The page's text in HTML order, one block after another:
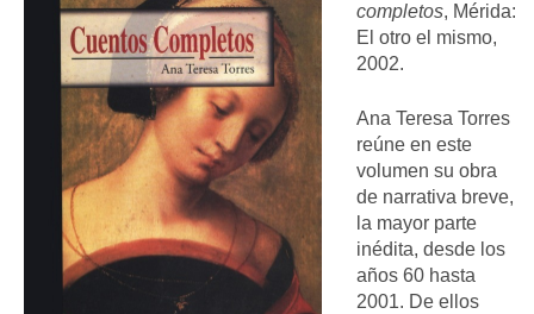
completos, Mérida:
El otro el mismo,
2002.
Ana Teresa Torres
reúne en este
volumen su obra
de narrativa breve,
la mayor parte
inédita, desde los
años 60 hasta
2001. De ellos